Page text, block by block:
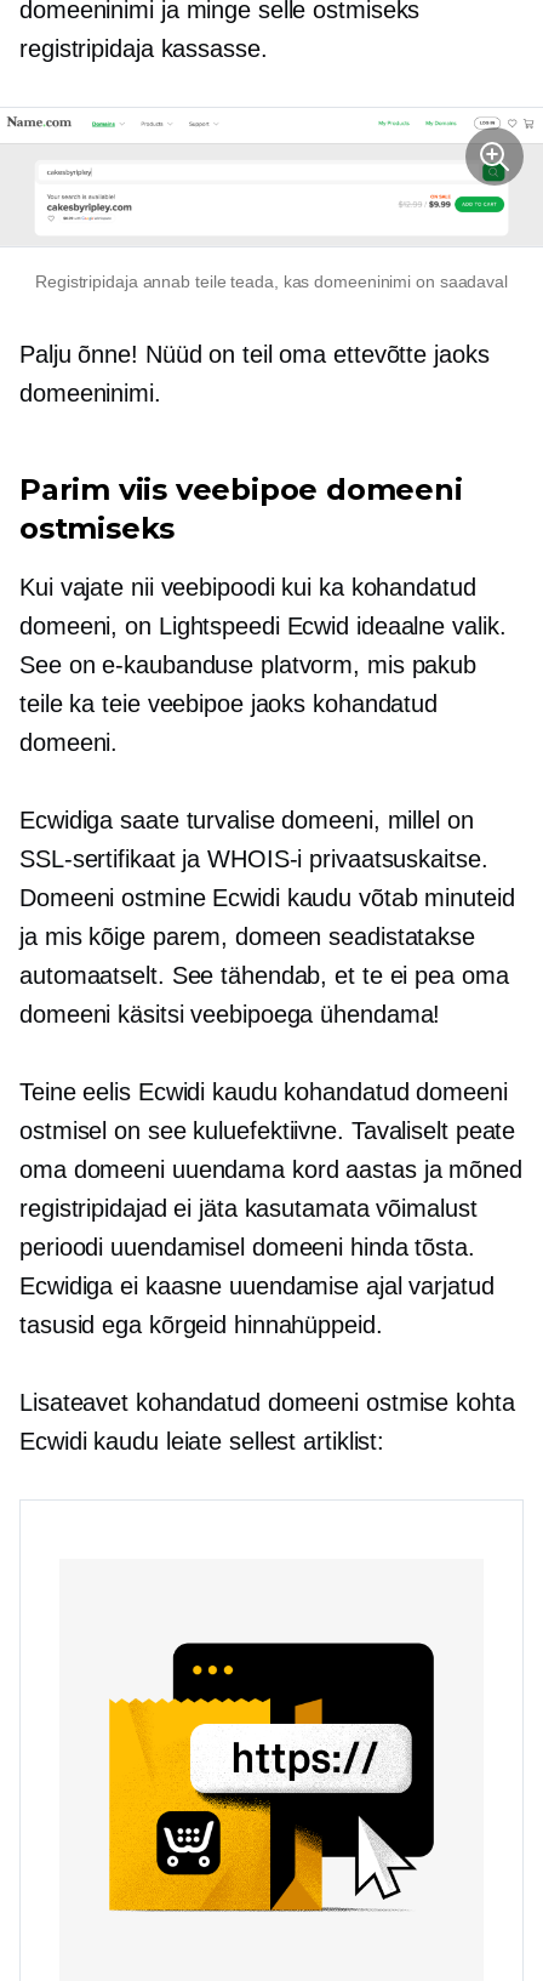
domeeninimi ja minge selle ostmiseks
registripidaja kassasse.
Registripidaja annab teile teada, kas domeeninimi on saadaval
Palju õnne! Nüüd on teil oma ettevõtte jaoks
domeeninimi.
Parim viis veebipoe domeeni
ostmiseks
Kui vajate nii veebipoodi kui ka kohandatud
domeeni, on Lightspeedi Ecwid ideaalne valik.
See on e-kaubanduse platvorm, mis pakub
teile ka teie veebipoe jaoks kohandatud
domeeni.
Ecwidiga saate turvalise domeeni, millel on
SSL-sertifikaat ja WHOIS-i privaatsuskaitse.
Domeeni ostmine Ecwidi kaudu võtab minuteid
ja mis kõige parem, domeen seadistatakse
automaatselt. See tähendab, et te ei pea oma
domeeni käsitsi veebipoega ühendama!
Teine eelis Ecwidi kaudu kohandatud domeeni
ostmisel on see kuluefektiivne. Tavaliselt peate
oma domeeni uuendama kord aastas ja mõned
registripidajad ei jäta kasutamata võimalust
perioodi uuendamisel domeeni hinda tõsta.
Ecwidiga ei kaasne uuendamise ajal varjatud
tasusid ega kõrgeid hinnahüppeid.
Lisateavet kohandatud domeeni ostmise kohta
Ecwidi kaudu leiate sellest artiklist: